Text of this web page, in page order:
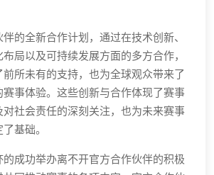
的全新合作计划，通过在技术创新、
局以及可持续发展方面的多方合作，
所未有的支持，也为全球观众带来了
赛事体验。这些创新与合作体现了赛事
对社会责任的深刻关注，也为未来赛事
基础。
成功举办离不开官方合作伙伴的积极